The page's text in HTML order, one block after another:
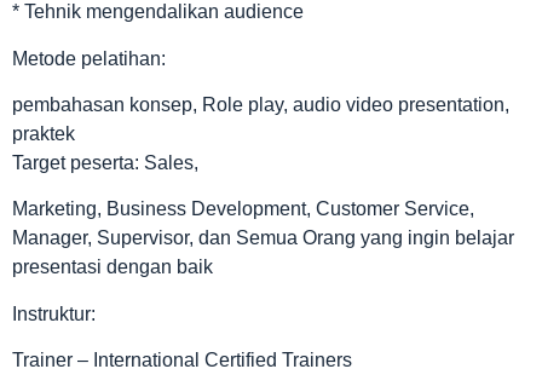
* Tehnik mengendalikan audience
Metode pelatihan:
pembahasan konsep, Role play, audio video presentation,
praktek
Target peserta: Sales,
Marketing, Business Development, Customer Service,
Manager, Supervisor, dan Semua Orang yang ingin belajar
presentasi dengan baik
Instruktur:
Trainer – International Certified Trainers